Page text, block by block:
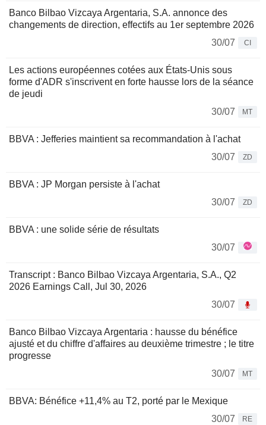
Banco Bilbao Vizcaya Argentaria, S.A. annonce des
changements de direction, effectifs au 1er septembre 2026
30/07
CI
Les actions européennes cotées aux États-Unis sous
forme d'ADR s'inscrivent en forte hausse lors de la séance
de jeudi
30/07
MT
BBVA : Jefferies maintient sa recommandation à l'achat
30/07
ZD
BBVA : JP Morgan persiste à l'achat
30/07
ZD
BBVA : une solide série de résultats
30/07
Transcript : Banco Bilbao Vizcaya Argentaria, S.A., Q2
2026 Earnings Call, Jul 30, 2026
30/07
Banco Bilbao Vizcaya Argentaria : hausse du bénéfice
ajusté et du chiffre d'affaires au deuxième trimestre ; le titre
progresse
30/07
MT
BBVA: Bénéfice +11,4% au T2, porté par le Mexique
30/07
RE